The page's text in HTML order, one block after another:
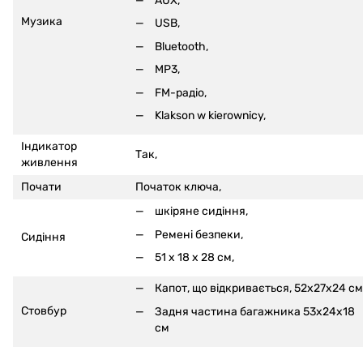
Музика
USB,
Bluetooth,
MP3,
FM-радіо,
Klakson w kierownicy,
Індикатор
живлення
Так,
Почати Початок ключа,
Сидіння
шкіряне сидіння,
Ремені безпеки,
51 x 18 x 28 см,
Стовбур
Капот, що відкривається, 52x27x24
Задня частина багажника 53x24x18
см